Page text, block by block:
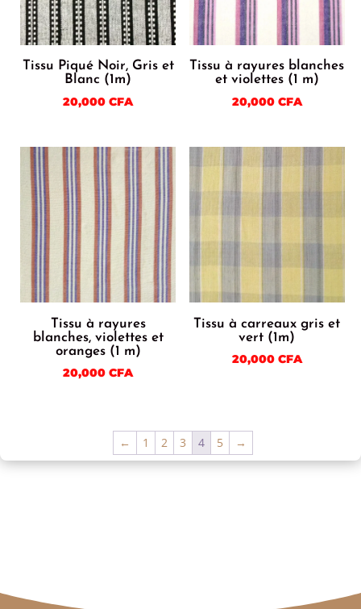
Tissu Piqué Noir, Gris et
Blanc (1m)
20,000CFA
Tissu à rayures blanches
et violettes (1 m)
20,000 CFA
Tissu à rayures
blanches, violettes et
oranges (1 m)
20,000CFA
Tissu à carreaux gris et
vert (1m)
20,000 CFA
← 1 2 3 4 5 →